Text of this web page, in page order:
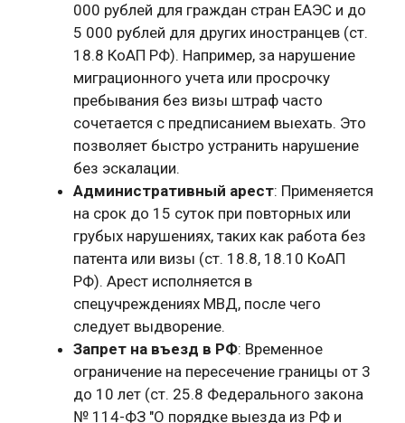
000 рублей для граждан стран ЕАЭС и до
5 000 рублей для других иностранцев (ст.
18.8 КоАП РФ). Например, за нарушение
миграционного учета или просрочку
пребывания без визы штраф часто
сочетается с предписанием выехать. Это
позволяет быстро устранить нарушение
без эскалации.
Административный арест: Применяется
на срок до 15 суток при повторных или
грубых нарушениях, таких как работа без
патента или визы (ст. 18.8, 18.10 КоАП
РФ). Арест исполняется в
спецучреждениях МВД, после чего
следует выдворение.
Запрет на въезд в РФ: Временное
ограничение на пересечение границы от 3
до 10 лет (ст. 25.8 Федерального закона
№ 114-ФЗ "О порядке выезда из РФ и